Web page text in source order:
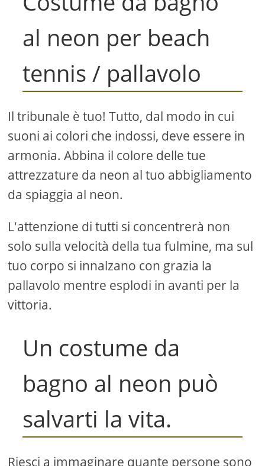
al neon per beach
tennis / pallavolo
Il tribunale è tuo! Tutto, dal modo in cui
suoni ai colori che indossi, deve essere in
armonia. Abbina il colore delle tue
attrezzature da neon al tuo abbigliamento
da spiaggia al neon.
L'attenzione di tutti si concentrerà non
solo sulla velocità della tua fulmine, ma sul
tuo corpo si innalzano con grazia la
pallavolo mentre esplodi in avanti per la
vittoria.
Un costume da
bagno al neon può
salvarti la vita.
Riesci a immaginare quante persone sono